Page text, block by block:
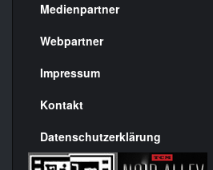
Menülinks
rechte
Seite
Medienpartner
Webpartner
Impressum
Kontakt
Datenschutzerklärung